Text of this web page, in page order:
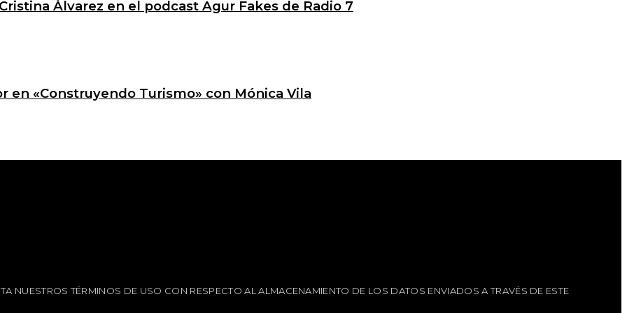
Álvarez en el podcast Agur Fakes de Radio 7
en «Construyendo Turismo» con Mónica Vila
NUESTROS TÉRMINOS DE USO CON RESPECTO AL ALMACENAMIENTO DE LOS DATOS ENVIADOS A TRAVÉS DE ESTE